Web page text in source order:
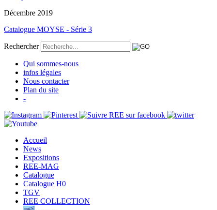
Décembre 2019
Catalogue MOYSE - Série 3
Rechercher
Qui sommes-nous
infos légales
Nous contacter
Plan du site
-
Accueil
News
Expositions
REE-MAG
Catalogue
Catalogue H0
TGV
REE COLLECTION